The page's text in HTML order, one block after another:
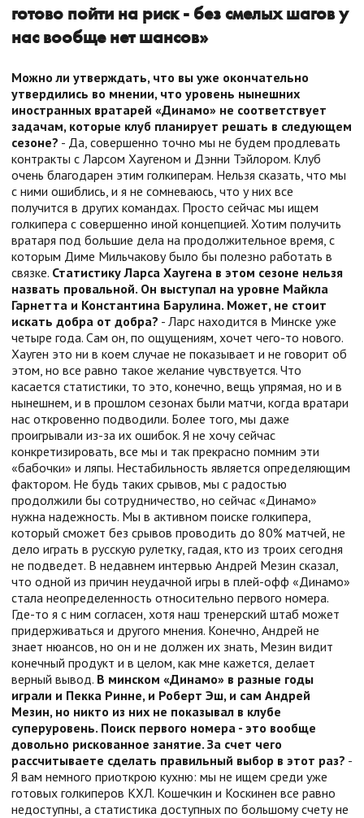
готово пойти на риск - без смелых шагов у
нас вообще нет шансов»
Можно ли утверждать, что вы уже окончательно
утвердились во мнении, что уровень нынешних
иностранных вратарей «Динамо» не соответствует
задачам, которые клуб планирует решать в следующем
сезоне? - Да, совершенно точно мы не будем продлевать
контракты с Ларсом Хаугеном и Дэнни Тэйлором. Клуб
очень благодарен этим голкиперам. Нельзя сказать, что мы
с ними ошиблись, и я не сомневаюсь, что у них все
получится в других командах. Просто сейчас мы ищем
голкипера с совершенно иной концепцией. Хотим получить
вратаря под большие дела на продолжительное время, с
которым Диме Мильчакову было бы полезно работать в
связке. Статистику Ларса Хаугена в этом сезоне нельзя
назвать провальной. Он выступал на уровне Майкла
Гарнетта и Константина Барулина. Может, не стоит
искать добра от добра? - Ларс находится в Минске уже
четыре года. Сам он, по ощущениям, хочет чего-то нового.
Хауген это ни в коем случае не показывает и не говорит об
этом, но все равно такое желание чувствуется. Что
касается статистики, то это, конечно, вещь упрямая, но и в
нынешнем, и в прошлом сезонах были матчи, когда вратари
нас откровенно подводили. Более того, мы даже
проигрывали из-за их ошибок. Я не хочу сейчас
конкретизировать, все мы и так прекрасно помним эти
«бабочки» и ляпы. Нестабильность является определяющим
фактором. Не будь таких срывов, мы с радостью
продолжили бы сотрудничество, но сейчас «Динамо»
нужна надежность. Мы в активном поиске голкипера,
который сможет без срывов проводить до 80% матчей, не
дело играть в русскую рулетку, гадая, кто из троих сегодня
не подведет. В недавнем интервью Андрей Мезин сказал,
что одной из причин неудачной игры в плей-офф «Динамо»
стала неопределенность относительно первого номера.
Где-то я с ним согласен, хотя наш тренерский штаб может
придерживаться и другого мнения. Конечно, Андрей не
знает нюансов, но он и не должен их знать, Мезин видит
конечный продукт и в целом, как мне кажется, делает
верный вывод. В минском «Динамо» в разные годы
играли и Пекка Ринне, и Роберт Эш, и сам Андрей
Мезин, но никто из них не показывал в клубе
суперуровень. Поиск первого номера - это вообще
довольно рискованное занятие. За счет чего
рассчитываете сделать правильный выбор в этот раз? -
Я вам немного приоткрою кухню: мы не ищем среди уже
готовых голкиперов КХЛ. Кошечкин и Коскинен все равно
недоступны, а статистика доступных по большому счету не